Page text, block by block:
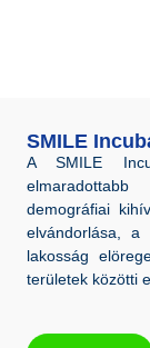
SMILE
A SMILE
demográfiai
elvándorlása, a
lakosság
területek közötti